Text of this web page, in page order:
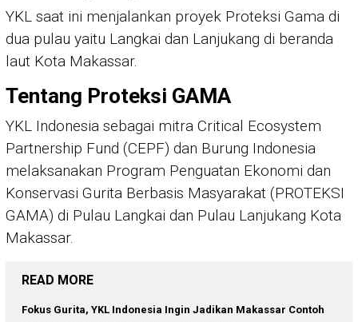
YKL saat ini menjalankan proyek Proteksi Gama di
dua pulau yaitu Langkai dan Lanjukang di beranda
laut Kota Makassar.
Tentang Proteksi GAMA
YKL Indonesia sebagai mitra Critical Ecosystem
Partnership Fund (CEPF) dan Burung Indonesia
melaksanakan Program Penguatan Ekonomi dan
Konservasi Gurita Berbasis Masyarakat (PROTEKSI
GAMA) di Pulau Langkai dan Pulau Lanjukang Kota
Makassar.
READ MORE
Fokus Gurita, YKL Indonesia Ingin Jadikan Makassar Contoh